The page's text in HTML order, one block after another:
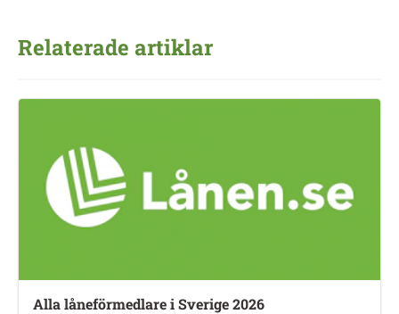
Relaterade artiklar
Alla låneförmedlare i Sverige 2026